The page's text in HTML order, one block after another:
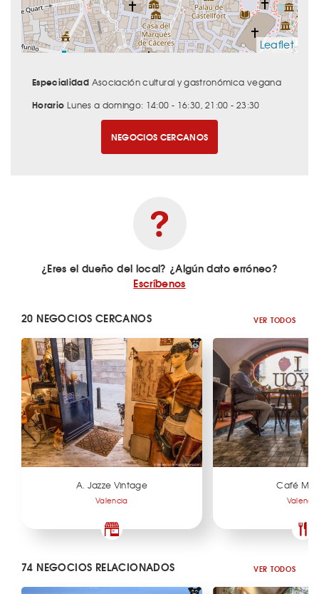
Leaflet
Especialidad Asociación cultural y gastronómica vegana
Horario Lunes a domingo: 14:00 - 16:30, 21:00 - 23:30
NEGOCIOS CERCANOS
¿Eres el dueño del local? ¿Algún dato erróneo?
Escríbenos
20 NEGOCIOS CERCANOS VER TODOS
A. Jazze Vintage
Valencia
Café
Valencia
74 NEGOCIOS RELACIONADOS VER TODOS